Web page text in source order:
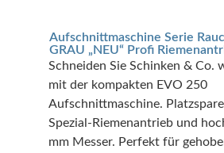
Aufschnittmaschine Serie
GRAU „NEU“ Profi
Schneiden Sie Schinken & Co.
mit der kompakten EVO 250
Aufschnittmaschine.
Spezial-Riemenantrieb und
mm Messer. Perfekt für